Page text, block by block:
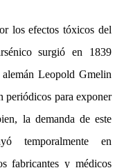
los efectos tóxicos del
surgió en 1839
Leopold Gmelin
periódicos para exponer
la demanda de este
temporalmente en
fabricantes y médicos